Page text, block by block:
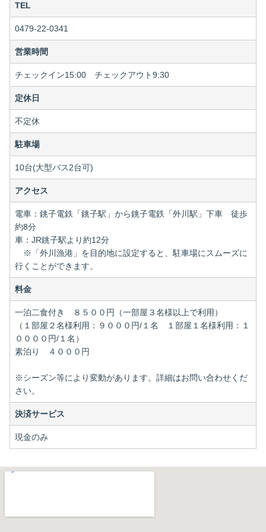
TEL
0479-22-0341
営業時間
チェックイン15:00 チェックアウト9:30
定休日
不定休
駐車場
10台(大型バス2台可)
アクセス
電車：銚子電鉄「銚子駅」から銚子電鉄「外川駅」下車 徒歩
約8分
車：JR銚子駅より約12分
※「外川漁港」を目的地に設定すると、駐車場にスムーズに
行くことができます。
料金
一泊二食付き ８５００円（一部屋３名様以上で利用）
（１部屋２名様利用：９０００円/１名 １部屋１名様利用：１
００００円/１名）
素泊り ４０００円
※シーズン等により変動があります。詳細はお問い合わせくだ
さい。
決済サービス
現金のみ